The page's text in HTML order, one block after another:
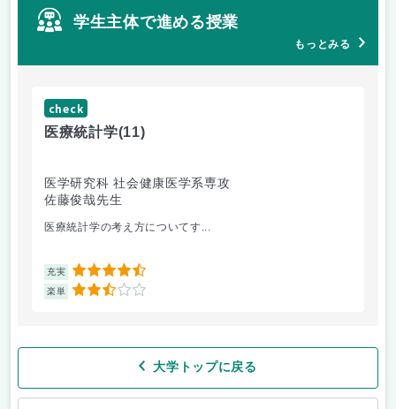
学生主体で進める授業
もっとみる
check
医療統計学(11)
医学研究科 社会健康医学系専攻
佐藤俊哉先生
医療統計学の考え方についてす...
充実 4.5
楽単 2.5
大学トップに戻る